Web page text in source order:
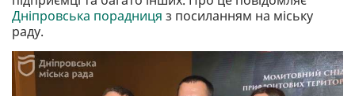
Дніпровська порадниця з посиланням на міську
раду.